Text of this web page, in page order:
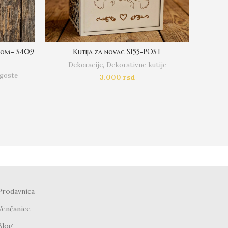
S409 Kutija za novac S155-POST
Dekoracije, Dekorativne kutije
3.000 rsd